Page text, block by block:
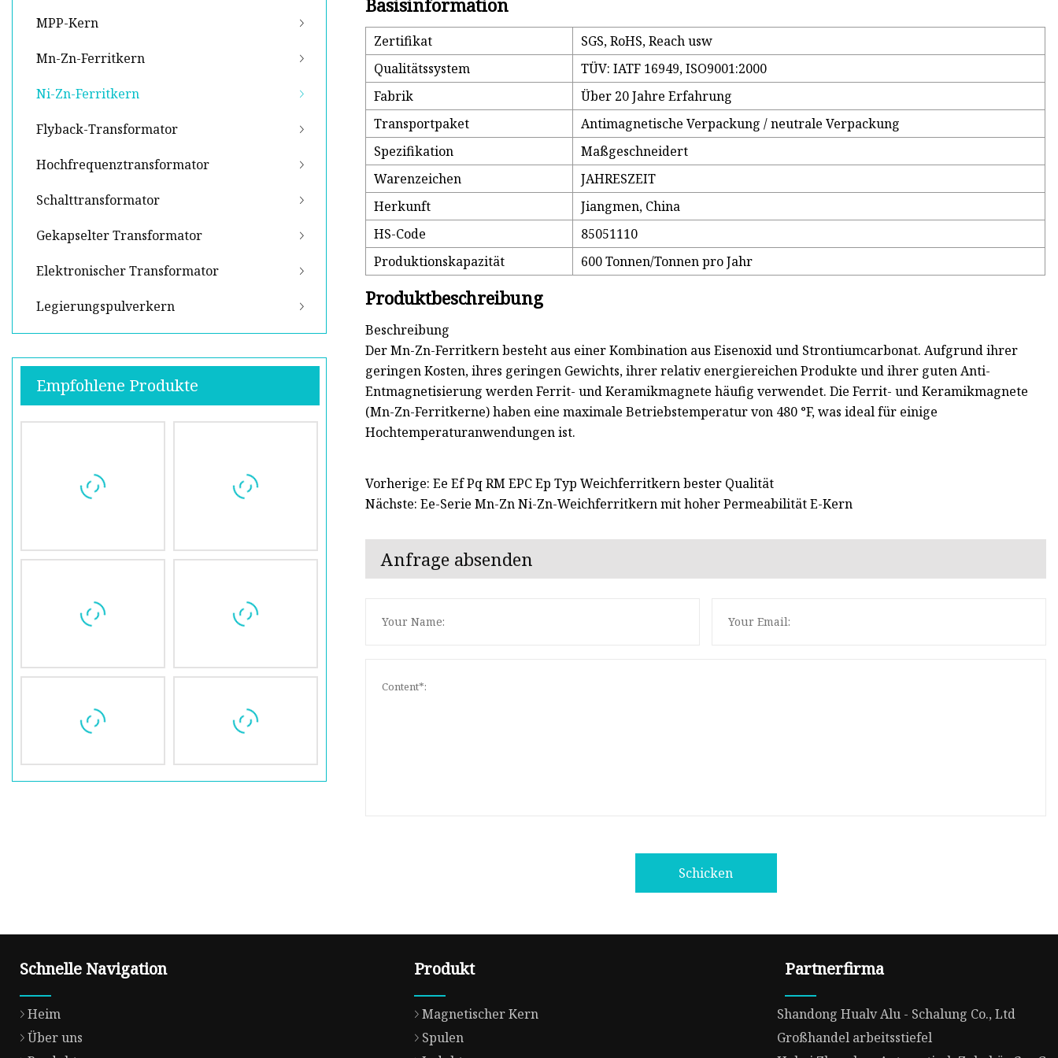
MPP-Kern
Mn-Zn-Ferritkern
Ni-Zn-Ferritkern
Flyback-Transformator
Hochfrequenztransformator
Schalttransformator
Gekapselter Transformator
Elektronischer Transformator
Legierungspulverkern
Empfohlene Produkte
Basisinformation
Zertifikat
SGS, RoHS, Reach usw
Qualitätssystem
TÜV: IATF 16949, ISO9001:2000
Fabrik
Über 20 Jahre Erfahrung
Transportpaket
Antimagnetische Verpackung / neutrale Verpackung
Spezifikation
Maßgeschneidert
Warenzeichen
JAHRESZEIT
Herkunft
Jiangmen, China
HS-Code
85051110
Produktionskapazität
600 Tonnen/Tonnen pro Jahr
Produktbeschreibung
Beschreibung
Der Mn-Zn-Ferritkern besteht aus einer Kombination aus Eisenoxid und Strontiumcarbonat. Aufgrund ihrer
geringen Kosten, ihres geringen Gewichts, ihrer relativ energiereichen Produkte und ihrer guten Anti-
Entmagnetisierung werden Ferrit- und Keramikmagnete häufig verwendet. Die Ferrit- und Keramikmagnete
(Mn-Zn-Ferritkerne) haben eine maximale Betriebstemperatur von 480 °F, was ideal für einige
Hochtemperaturanwendungen ist.
Vorherige: Ee Ef Pq RM EPC Ep Typ Weichferritkern bester Qualität
Nächste: Ee-Serie Mn-Zn Ni-Zn-Weichferritkern mit hoher Permeabilität E-Kern
Anfrage absenden
Schicken
Schnelle Navigation
Heim
Über uns
Produkt
Magnetischer Kern
Spulen
Partnerfirma
Shandong Hualv Alu - Schalung Co., Ltd
Großhandel arbeitsstiefel